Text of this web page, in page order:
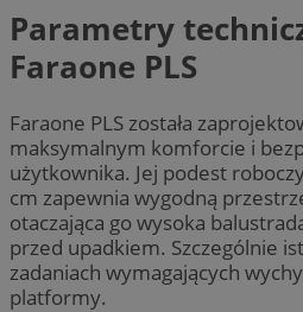
Parametry
Faraone PLS
Faraone PLS została
maksymalnym komforcie i
użytkownika. Jej podest
cm zapewnia wygodną
otaczająca go wysoka
przed upadkiem. Szczególnie
zadaniach wymagających
platformy.